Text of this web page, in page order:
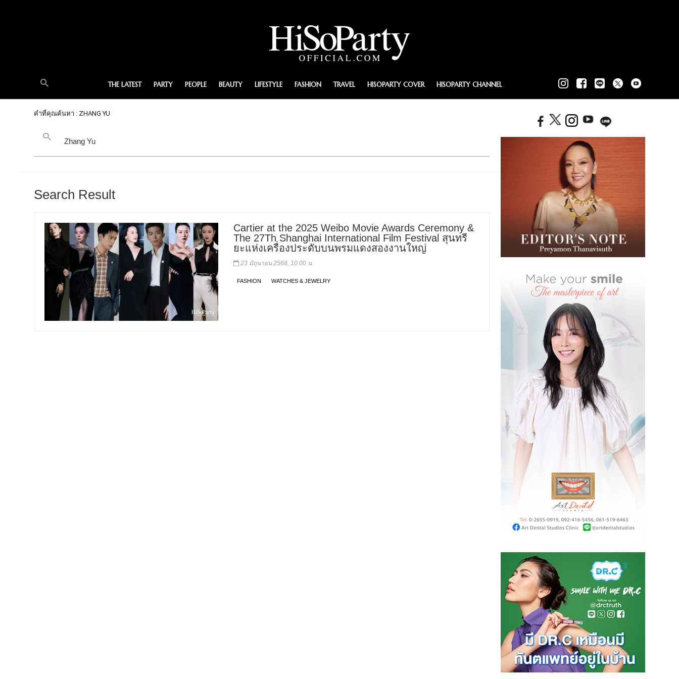
THE LATEST PARTY PEOPLE BEAUTY LIFESTYLE FASHION TRAVEL HISOPARTY COVER HISOPARTY CHANNEL
คำที่คุณค้นหา : ZHANG YU
Search Result
Cartier at the 2025 Weibo Movie Awards Ceremony &
The 27Th Shanghai International Film Festival สุนทรี
ยะแห่งเครื่องประดับบนพรมแดงสองงานใหญ่
23 มิถุนายน 2568, 10:00 น.
FASHION WATCHES & JEWELRY